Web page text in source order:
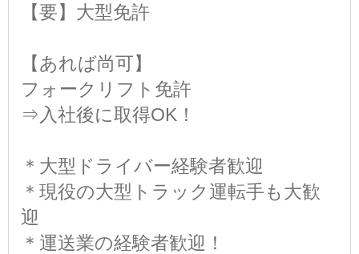
【要】大型免許
【あれば尚可】
フォークリフト免許
⇒入社後に取得OK！
＊大型ドライバー経験者歓迎
＊現役の大型トラック運転手も大歓
迎
＊運送業の経験者歓迎！